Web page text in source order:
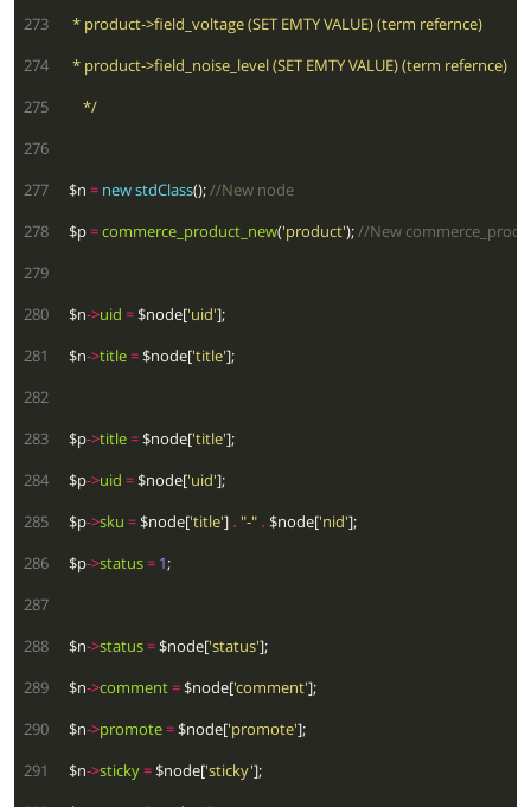
273
   * product->field_voltage (SET EMTY VALUE) (term refernce)
274
   * product->field_noise_level (SET EMTY VALUE) (term refernce)
275
      */
276
277
  $n
=newstdClass();
//New node
278
  $p
=commerce_product_new('product');
279
280
  $n
->uid= $node['uid' ];
281
  $n
->title= $node['title' ];
282
283
  $p
->title= $node['title' ];
284
  $p
->uid= $node['uid' ];
285
  $p
->sku= $node['title'] . "-". $node['nid' ];
286
  $p
->status=1 ;
287
288
  $n
->status= $node['status' ];
289
  $n
->comment= $node['comment' ];
290
  $n
->promote= $node['promote' ];
291
  $n
->sticky= $node['sticky' ];